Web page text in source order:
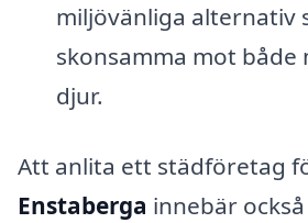
miljövänliga alternativ
skonsamma mot både
djur.
Att anlita ett städföretag
Enstaberga innebär